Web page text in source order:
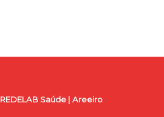
REDELAB Saúde | Areeiro